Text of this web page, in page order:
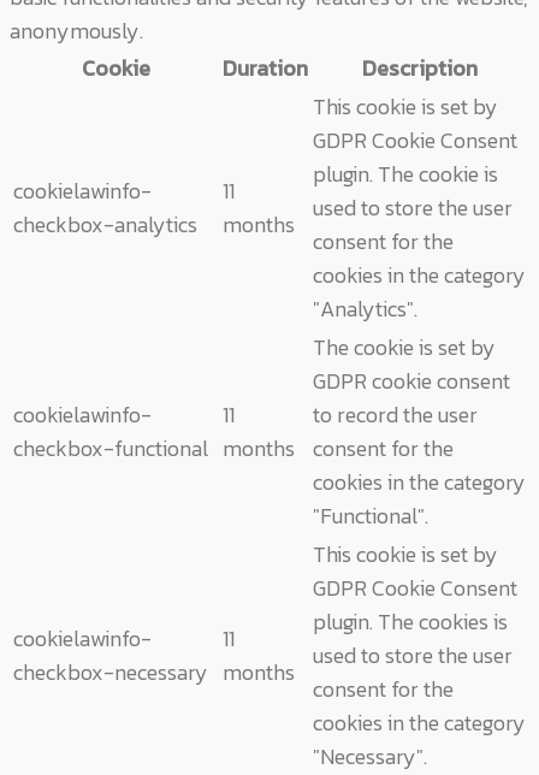
anonymously.
Cookie
Duration Description
cookielawinfo-
checkbox-analytics
11
months
This cookie is set by
GDPR Cookie Consent
plugin. The cookie is
used to store the user
consent for the
cookies in the category
"Analytics".
cookielawinfo-
checkbox-functional
11
months
The cookie is set by
GDPR cookie consent
to record the user
consent for the
cookies in the category
"Functional".
cookielawinfo-
checkbox-necessary
11
months
This cookie is set by
GDPR Cookie Consent
plugin. The cookies is
used to store the user
consent for the
cookies in the category
"Necessary".